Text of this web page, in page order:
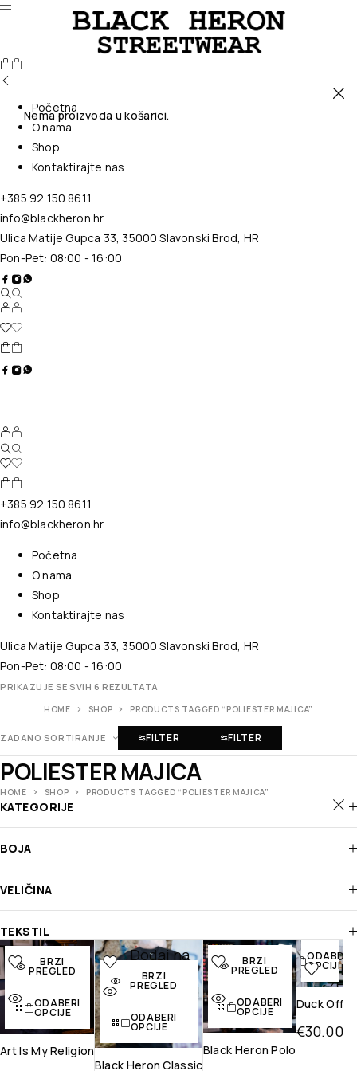
Nema proizvoda u košarici.
Početna
O nama
Shop
Kontaktirajte nas
+385 92 150 8611
info@blackheron.hr
Ulica Matije Gupca 33, 35000 Slavonski Brod, HR
Pon-Pet: 08:00 - 16:00
+385 92 150 8611
info@blackheron.hr
Početna
O nama
Shop
Kontaktirajte nas
Ulica Matije Gupca 33, 35000 Slavonski Brod, HR
Pon-Pet: 08:00 - 16:00
PRIKAZUJE SE SVIH 6 REZULTATA
HOME SHOP PRODUCTS TAGGED “POLIESTER MAJICA”
ZADANO SORTIRANJE FILTER FILTER
POLIESTER MAJICA
HOME SHOP PRODUCTS TAGGED “POLIESTER MAJICA”
KATEGORIJE
BOJA
VELIČINA
TEKSTIL
Dodaj na
listu želja
pregled
BRZI
PREGLED
ODABERI
OPCIJE
Art Is My Religion
Dodaj na
listu želja
Brzi pregled
BRZI
PREGLED
ODABERI
OPCIJE
Black Heron Classic
Dodaj na
listu želja
pregled
BRZI
PREGLED
ODABERI
OPCIJE
Black Heron Polo
na
BRZI
ODABERI
OPCIJE
Duck Off
€30.00